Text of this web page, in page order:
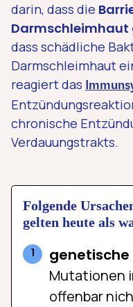
darin, dass die
Darmschleimhaut
dass schädliche
Darmschleimhaut
reagiert das
chronische
Verdauungstrakts.
Folgende
gelten heute als
genetische
Mutationen
offenbar